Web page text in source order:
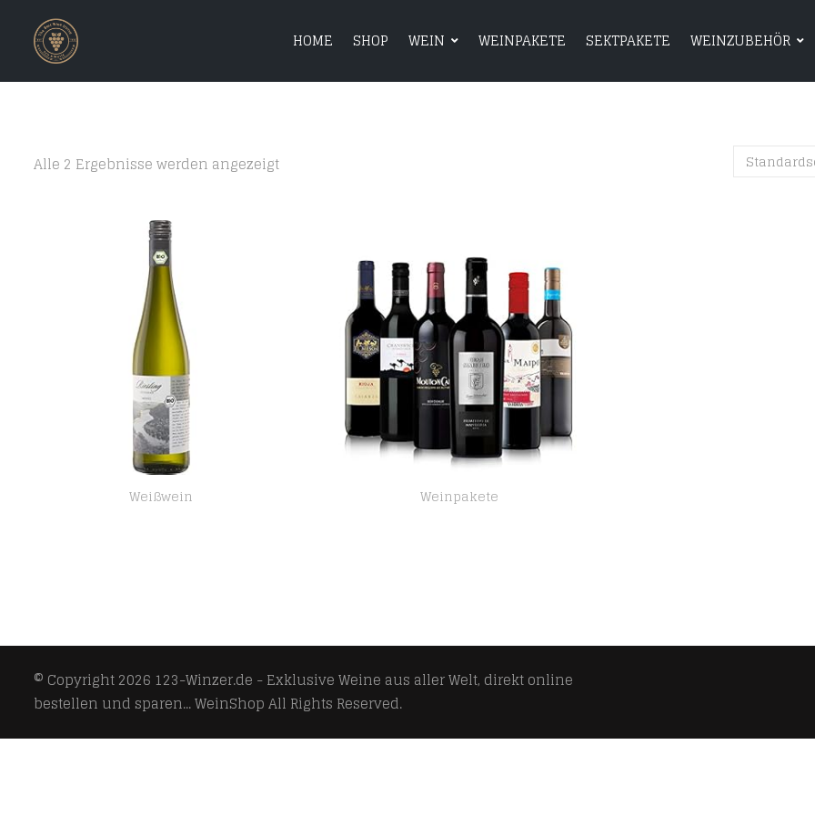
HOME SHOP WEIN WEINPAKETE SEKTPAKETE WEINZUBEHÖR
HOME SHOP WEIN WEINPAKETE
Alle 2 Ergebnisse werden angezeigt
Weißwein Weinpakete
© Copyright 2026 123-Winzer.de - Exklusive Weine aus aller Welt, direkt online
bestellen und sparen... WeinShopAll Rights Reserved.